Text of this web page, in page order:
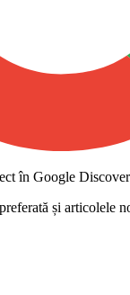
în Google
și articolele